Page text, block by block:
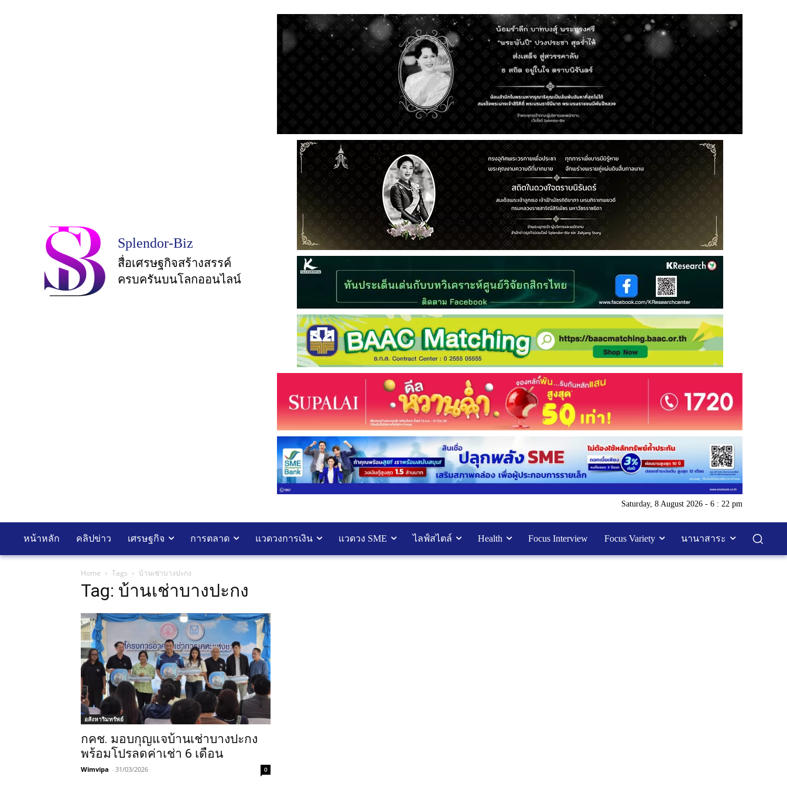
Splendor-Biz
สื่อเศรษฐกิจสร้างสรรค์
ครบครันบนโลกออนไลน์
Saturday, 8 August 2026 - 6 : 22 pm
หน้าหลัก คลิปข่าว เศรษฐกิจ การตลาด แวดวงการเงิน แวดวง SME ไลฟ์สไตล์ Health Focus Interview Focus Variety นานาสาระ
Home Tags บ้านเช่าบางปะกง
Tag: บ้านเช่าบางปะกง
อสังหาริมทรัพย์
กคช. มอบกุญแจบ้านเช่าบางปะกง
พร้อมโปรลดค่าเช่า 6 เดือน
Wimvipa - 31/03/2026 0